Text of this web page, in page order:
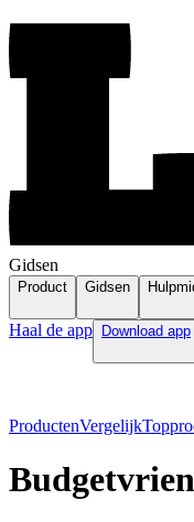
Gidsen
Product Gidsen
Haal de app Download app
ProductenVergelijk